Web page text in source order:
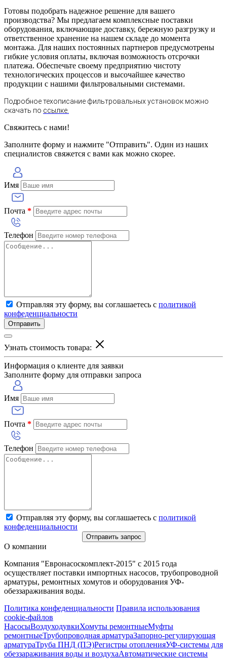
Готовы подобрать надежное решение для вашего
производства? Мы предлагаем комплексные поставки
оборудования, включающие доставку, бережную разгрузку и
ответственное хранение на нашем складе до момента
монтажа. Для наших постоянных партнеров предусмотрены
гибкие условия оплаты, включая возможность отсрочки
платежа. Обеспечьте своему предприятию чистоту
технологических процессов и высочайшее качество
продукции с нашими фильтровальными системами.
Подробное техописание фильтровальных установок можно
скачать по ссылке.
Свяжитесь с нами!
Заполните форму и нажмите "Отправить". Один из наших
специалистов свяжется с вами как можно скорее.
Имя
Почта *
Телефон
Отправляя эту форму, вы соглашаетесь с политикой
конфеденциальности
Отправить
Узнать стоимость товара:
Информация о клиенте для заявки
Заполните форму для отправки запроса
Имя
Почта *
Телефон
Отправляя эту форму, вы соглашаетесь с политикой
конфеденциальности
Отправить запрос
О компании
Компания "Евронасоскомплект-2015" с 2015 года
осуществляет поставки импортных насосов, трубопроводной
арматуры, ремонтных хомутов и оборудования УФ-
обеззараживания воды.
Политика конфеденциальности Правила использования
cookie-файлов
НасосыВоздуходувкиХомуты ремонтныеМуфты
ремонтныеТрубопроводная арматураЗапорно-регулирующая
арматураТруба ПНД (ПЭ)Регистры отопленияУФ-системы для
обеззараживания воды и воздухаАвтоматические системы